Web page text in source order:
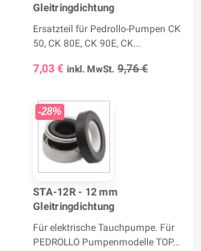
Gleitringdichtung
Ersatzteil für Pedrollo-Pumpen CK
50, CK 80E, CK 90E, CK...
7,03 € inkl. MwSt. 9,76 €
-28%
STA-12R - 12 mm
Gleitringdichtung
Für elektrische Tauchpumpe. Für
PEDROLLO Pumpenmodelle TOP...